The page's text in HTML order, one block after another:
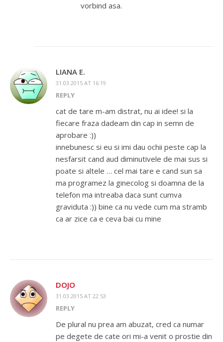
vorbind asa.
LIANA E.
31.03.2015 AT 16:19
REPLY
cat de tare m-am distrat, nu ai idee! si la
fiecare fraza dadeam din cap in semn de
aprobare :))
innebunesc si eu si imi dau ochii peste cap la
nesfarsit cand aud diminutivele de mai sus si
poate si altele … cel mai tare e cand sun sa
ma programez la ginecolog si doamna de la
telefon ma intreaba daca sunt cumva
graviduta :)) bine ca nu vede cum ma stramb
ca ar zice ca e ceva bai cu mine
DOJO
31.03.2015 AT 22:53
REPLY
De plural nu prea am abuzat, cred ca numar
pe degete de cate ori mi-a venit o prostie din